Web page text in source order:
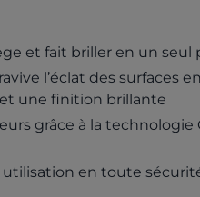
et fait briller en un seul
l’éclat des surfaces
une finition brillante
grâce à la technologie
en toute